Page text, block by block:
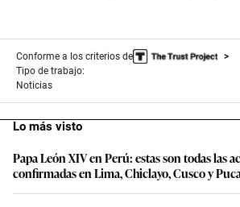
Conforme a los criterios de
Tipo de trabajo:
Noticias
Lo más visto
Papa León XIV en Perú: estas son todas las
confirmadas en Lima, Chiclayo, Cusco y